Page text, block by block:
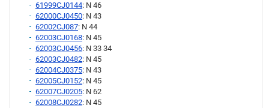
61999CJ0144: N 46
62000CJ0450: N 43
62002CJ087: N 44
62003CJ0168: N 45
62003CJ0456: N 33 34
62003CJ0482: N 45
62004CJ0375: N 43
62005CJ0152: N 45
62007CJ0205: N 62
62008CJ0282: N 45